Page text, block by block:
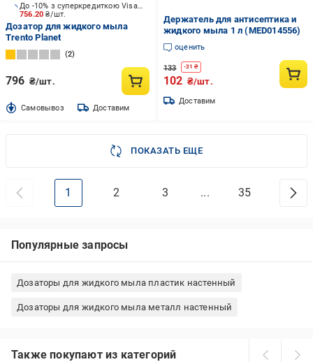
756.20₴/шт.
До -10% з суперкредиткою Visa Вигода
Дозатор для жидкого мыла
Trento Planet
2
796 ₴/шт.
Cамовывоз Доставим
Держатель для антисептика и
жидкого мыла 1 л (MED014556)
оценить
133 -31 ₴
102 ₴/шт.
Доставим
ПОКАЗАТЬ ЕЩЕ
1 2 3 ... 35
Популярные запросы
Дозаторы для жидкого мыла пластик настенный
Дозаторы для жидкого мыла металл настенный
Также покупают из категорий